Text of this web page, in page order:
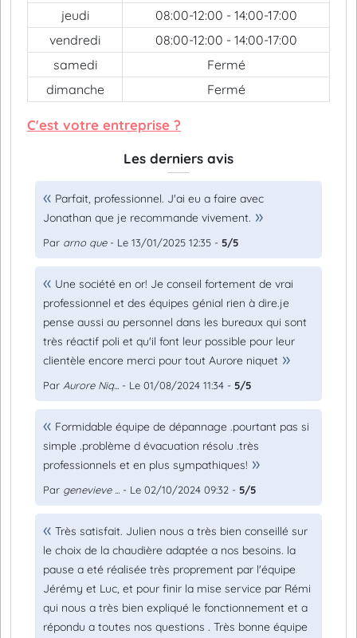
jeudi
08:00-12:00 - 14:00-17:00
vendredi
08:00-12:00 - 14:00-17:00
samedi
Fermé
dimanche
Fermé
C'est votre entreprise ?
Les derniers avis
Parfait, professionnel. J'ai eu a faire avec
Jonathan que je recommande vivement.
Par arno que- Le 13/01/2025 12:35 - 5/5
Une société en or! Je conseil fortement de vrai
professionnel et des équipes génial rien à dire.je
pense aussi au personnel dans les bureaux qui sont
très réactif poli et qu'il font leur possible pour leur
clientèle encore merci pour tout Aurore niquet
Par Aurore Niq... - Le 01/08/2024 11:34 - 5/5
Formidable équipe de dépannage .pourtant pas si
simple .problème d évacuation résolu .très
professionnels et en plus sympathiques!
Par genevieve ... - Le 02/10/2024 09:32 - 5/5
Très satisfait. Julien nous a très bien conseillé sur
le choix de la chaudière adaptée a nos besoins. la
pause a eté réalisée très proprement par l'équipe
Jérémy et Luc, et pour finir la mise service par Rémi
qui nous a très bien expliqué le fonctionnement et a
répondu a toutes nos questions . Très bonne équipe